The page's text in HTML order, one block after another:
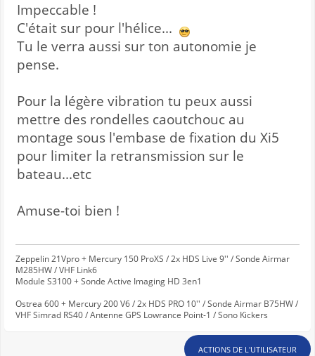
Impeccable !
C'était sur pour l'hélice...
Tu le verra aussi sur ton autonomie je
pense.
Pour la légère vibration tu peux aussi
mettre des rondelles caoutchouc au
montage sous l'embase de fixation du Xi5
pour limiter la retransmission sur le
bateau...etc
Amuse-toi bien !
Zeppelin 21Vpro + Mercury 150 ProXS / 2x HDS Live 9'' / Sonde Airmar
M285HW / VHF Link6
Module S3100 + Sonde Active Imaging HD 3en1
Ostrea 600 + Mercury 200 V6 / 2x HDS PRO 10'' / Sonde Airmar B75HW /
VHF Simrad RS40 / Antenne GPS Lowrance Point-1 / Sono Kickers
ACTIONS DE L'UTILISATEUR